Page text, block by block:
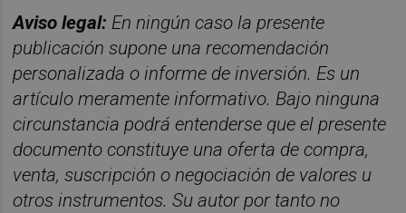
Aviso legal: En ningún caso la presente
publicación supone una recomendación
personalizada o informe de inversión. Es un
artículo meramente informativo. Bajo ninguna
circunstancia podrá entenderse que el presente
documento constituye una oferta de compra,
venta, suscripción o negociación de valores u
otros instrumentos. Su autor por tanto no